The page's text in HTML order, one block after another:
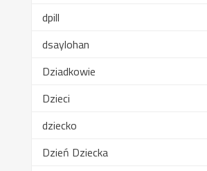
dpill
dsaylohan
Dziadkowie
Dzieci
dziecko
Dzień Dziecka